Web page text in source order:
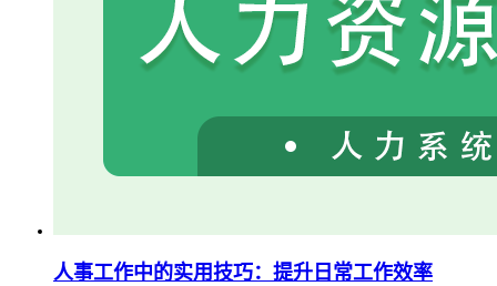
人事工作中的实用技巧：提升日常工作效率